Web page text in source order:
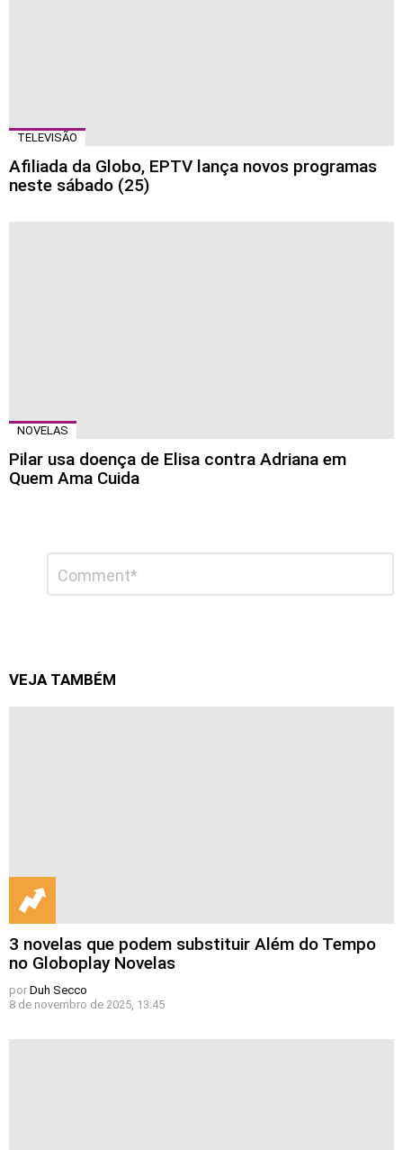
TELEVISÃO
Afiliada da Globo, EPTV lança novos programas
neste sábado (25)
NOVELAS
Pilar usa doença de Elisa contra Adriana em
Quem Ama Cuida
comentário
VEJA TAMBÉM
3 novelas que podem substituir Além do Tempo
no Globoplay Novelas
por Duh Secco
8 de novembro de 2025, 13:45